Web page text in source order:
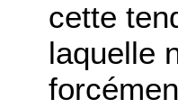
cette
laquelle